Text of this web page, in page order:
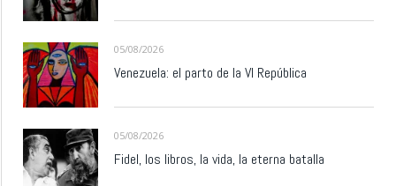
05/08/2026
Venezuela: el parto de la VI República
05/08/2026
Fidel, los libros, la vida, la eterna batalla